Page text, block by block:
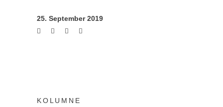
25. September 2019
KOLUMNE